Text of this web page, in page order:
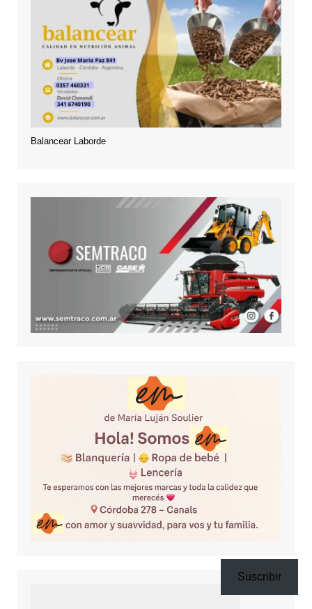
Balancear Laborde
Suscribir